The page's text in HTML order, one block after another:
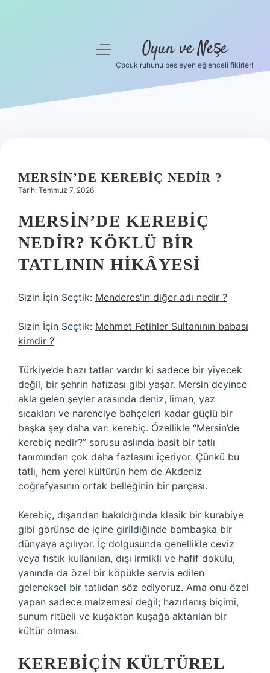
Hakkımızda
menüyü
Oyun ve Neşe
Çocuk ruhunu besleyen eğlenceli fikirler!
MERSIN’DE KEREBIÇ NEDIR ?
Tarih: Temmuz 7, 2026
MERSIN’DE KEREBIÇ
NEDIR? KÖKLÜ BIR
TATLININ HIKÂYESI
Sizin İçin Seçtik: Menderes'in diğer adı nedir ?
Sizin İçin Seçtik: Mehmet Fetihler Sultanının babası
kimdir ?
Türkiye’de bazı tatlar vardır ki sadece bir yiyecek
değil, bir şehrin hafızası gibi yaşar. Mersin deyince
akla gelen şeyler arasında deniz, liman, yaz
sıcakları ve narenciye bahçeleri kadar güçlü bir
başka şey daha var: kerebiç. Özellikle “Mersin’de
kerebiç nedir?” sorusu aslında basit bir tatlı
tanımından çok daha fazlasını içeriyor. Çünkü bu
tatlı, hem yerel kültürün hem de Akdeniz
coğrafyasının ortak belleğinin bir parçası.
Kerebiç, dışarıdan bakıldığında klasik bir kurabiye
gibi görünse de içine girildiğinde bambaşka bir
dünyaya açılıyor. İç dolgusunda genellikle ceviz
veya fıstık kullanılan, dışı irmikli ve hafif dokulu,
yanında da özel bir köpükle servis edilen
geleneksel bir tatlıdan söz ediyoruz. Ama onu özel
yapan sadece malzemesi değil; hazırlanış biçimi,
sunum ritüeli ve kuşaktan kuşağa aktarılan bir
kültür olması.
KEREBIÇIN KÜLTÜREL